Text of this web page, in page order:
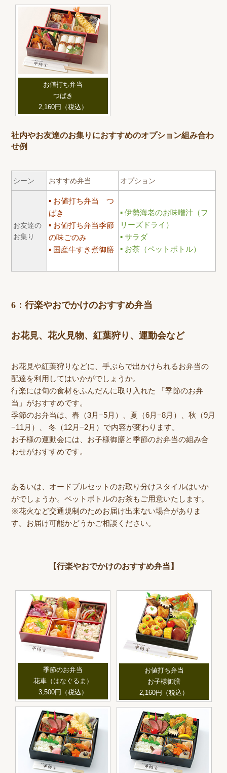
お値打ち弁当
つばき
2,160円（税込）
社内やお友達のお集りにおすすめのオプション組み合わ
せ例
シーン おすすめ弁当 オプション
お友達の
お集り
お値打ち弁当 つ
ばき
お値打ち弁当季節
の味ごのみ
国産牛すき煮御膳
伊勢海老のお味噌汁（フ
リーズドライ）
サラダ
お茶（ペットボトル）
6：行楽やおでかけのおすすめ弁当
お花見、花火見物、紅葉狩り、運動会など
お花見や紅葉狩りなどに、手ぶらで出かけられるお弁当の
配達を利用してはいかがでしょうか。
行楽には旬の食材をふんだんに取り入れた 「季節のお弁
当」がおすすめです。
季節のお弁当は、春（3月−5月）、夏（6月−8月）、秋（9月
−11月）、 冬（12月−2月）で内容が変わります。
お子様の運動会には、お子様御膳と季節のお弁当の組み合
わせがおすすめです。
あるいは、オードブルセットのお取り分けスタイルはいか
がでしょうか。ペットボトルのお茶もご用意いたします。
※花火など交通規制のためお届け出来ない場合がありま
す。お届け可能かどうかご相談ください。
【行楽やおでかけのおすすめ弁当】
季節のお弁当
花車（はなぐるま）
3,500円（税込）
お値打ち弁当
お子様御膳
2,160円（税込）